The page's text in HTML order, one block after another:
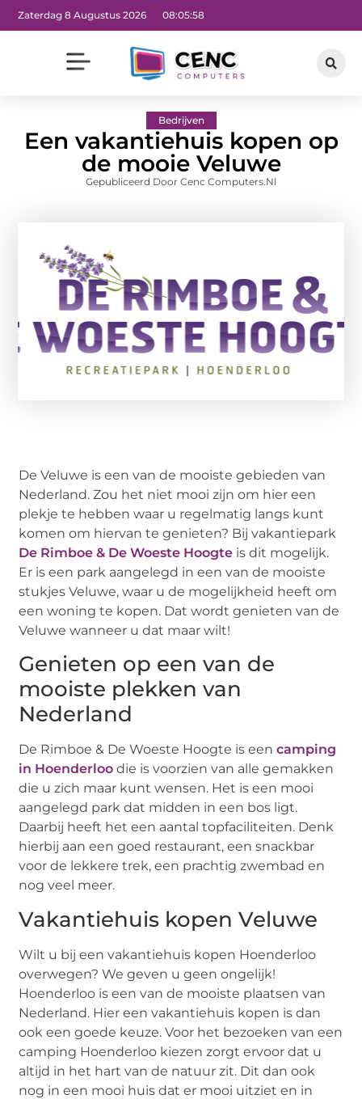
Zaterdag 8 Augustus 2026 08:05:59
Bedrijven
Een vakantiehuis kopen op
de mooie Veluwe
Gepubliceerd Door Cenc Computers.nl
De Veluwe is een van de mooiste gebieden van
Nederland. Zou het niet mooi zijn om hier een
plekje te hebben waar u regelmatig langs kunt
komen om hiervan te genieten? Bij vakantiepark
De Rimboe & De Woeste Hoogte is dit mogelijk.
Er is een park aangelegd in een van de mooiste
stukjes Veluwe, waar u de mogelijkheid heeft om
een woning te kopen. Dat wordt genieten van de
Veluwe wanneer u dat maar wilt!
Genieten op een van de
mooiste plekken van
Nederland
De Rimboe & De Woeste Hoogte is eencamping
in Hoenderloo die is voorzien van alle gemakken
die u zich maar kunt wensen. Het is een mooi
aangelegd park dat midden in een bos ligt.
Daarbij heeft het een aantal topfaciliteiten. Denk
hierbij aan een goed restaurant, een snackbar
voor de lekkere trek, een prachtig zwembad en
nog veel meer.
Vakantiehuis kopen Veluwe
Wilt u bij een vakantiehuis kopen Hoenderloo
overwegen? We geven u geen ongelijk!
Hoenderloo is een van de mooiste plaatsen van
Nederland. Hier een vakantiehuis kopen is dan
ook een goede keuze. Voor het bezoeken van een
camping Hoenderloo kiezen zorgt ervoor dat u
altijd in het hart van de natuur zit. Dit dan ook
nog in een mooi huis dat er mooi uitziet en in